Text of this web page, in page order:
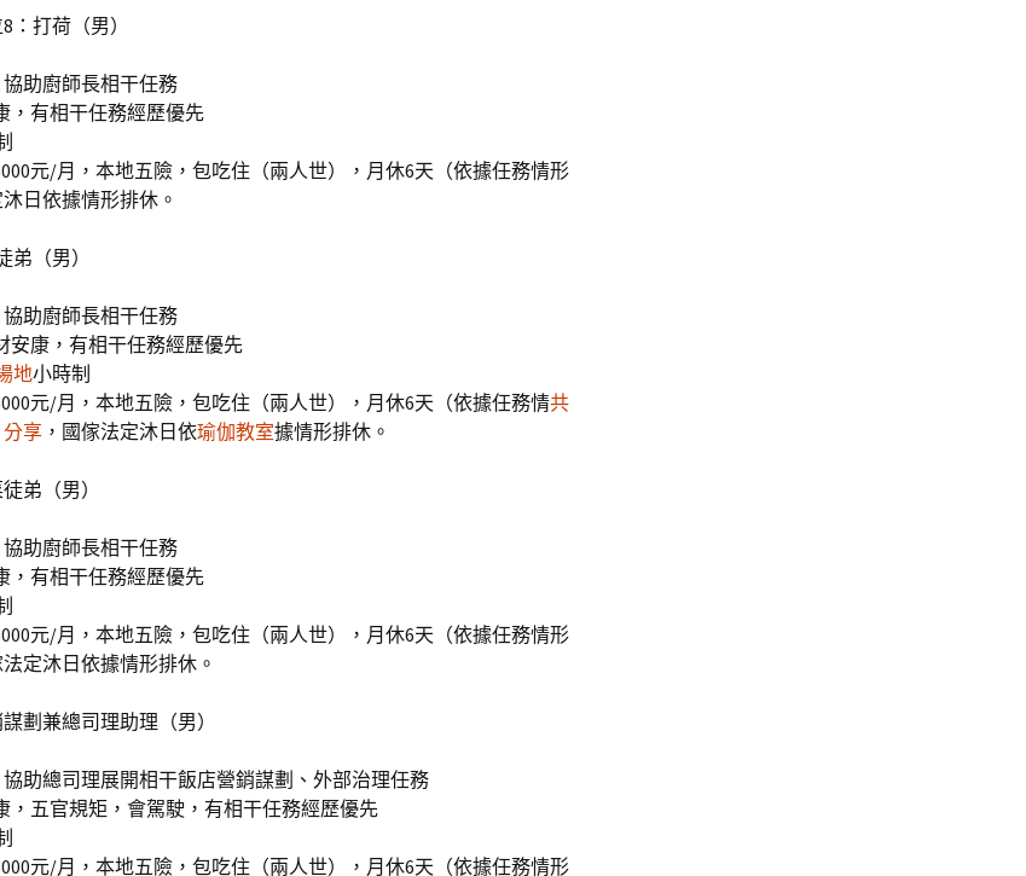
：打荷（男）
助廚師長相干任務
，有相干任務經歷優先
元/月，本地五險，包吃住（兩人世），月休6天（依據任務情形
日依據情形排休。
（男）
助廚師長相干任務
安康，有相干任務經歷優先
地小時制
元/月，本地五險，包吃住（兩人世），月休6天（依據任務情共
分享 ，國傢法定沐日依瑜伽教室據情形排休。
弟（男）
助廚師長相干任務
，有相干任務經歷優先
元/月，本地五險，包吃住（兩人世），月休6天（依據任務情形
定沐日依據情形排休。
劃兼總司理助理（男）
助總司理展開相干飯店營銷謀劃、外部治理任務
，五官規矩，會駕駛，有相干任務經歷優先
元/月，本地五險，包吃住（兩人世），月休6天（依據任務情形